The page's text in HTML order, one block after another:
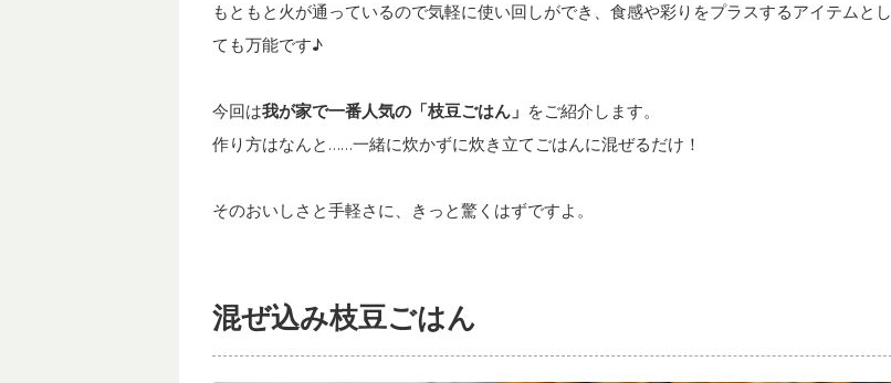
もともと火が通っているので気軽に使い回しができ、食感や彩りをプラスするアイテムとし
ても万能です♪
今回は我が家で一番人気の「枝豆ごはん」 をご紹介します。
作り方はなんと……一緒に炊かずに炊き立てごはんに混ぜるだけ！
そのおいしさと手軽さに、きっと驚くはずですよ。
混ぜ込み枝豆ごはん